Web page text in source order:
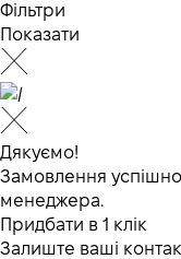
Фільтри
Показати
Дякуємо!
Замовлення успішно
менеджера.
Придбати в 1 клік
Залиште ваші